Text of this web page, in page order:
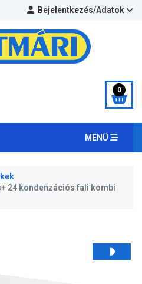
Bejelentkezés/Adatok
0
MENÜ
24 kondenzációs fali kombi